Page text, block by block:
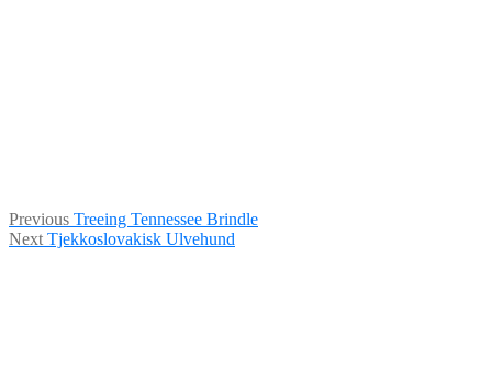
Indlægsnavigation
Previous Previous
post:
Treeing Tennessee Brindle
Next Next
Tjekkoslovakisk Ulvehund